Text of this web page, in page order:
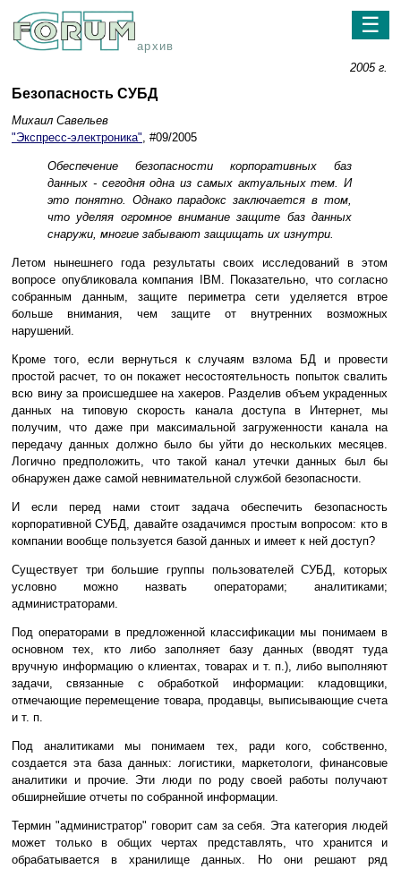
архив
☰
2005 г.
Безопасность СУБД
Михаил Савельев
"Экспресс-электроника", #09/2005
Обеспечение безопасности корпоративных баз
данных - сегодня одна из самых актуальных тем. И
это понятно. Однако парадокс заключается в том,
что уделяя огромное внимание защите баз данных
снаружи, многие забывают защищать их изнутри.
Летом нынешнего года результаты своих исследований в этом
вопросе опубликовала компания IBM. Показательно, что согласно
собранным данным, защите периметра сети уделяется втрое
больше внимания, чем защите от внутренних возможных
нарушений.
Кроме того, если вернуться к случаям взлома БД и провести
простой расчет, то он покажет несостоятельность попыток свалить
всю вину за происшедшее на хакеров. Разделив объем украденных
данных на типовую скорость канала доступа в Интернет, мы
получим, что даже при максимальной загруженности канала на
передачу данных должно было бы уйти до нескольких месяцев.
Логично предположить, что такой канал утечки данных был бы
обнаружен даже самой невнимательной службой безопасности.
И если перед нами стоит задача обеспечить безопасность
корпоративной СУБД, давайте озадачимся простым вопросом: кто в
компании вообще пользуется базой данных и имеет к ней доступ?
Существует три большие группы пользователей СУБД, которых
условно можно назвать операторами; аналитиками;
администраторами.
Под операторами в предложенной классификации мы понимаем в
основном тех, кто либо заполняет базу данных (вводят туда
вручную информацию о клиентах, товарах и т. п.), либо выполняют
задачи, связанные с обработкой информации: кладовщики,
отмечающие перемещение товара, продавцы, выписывающие счета
и т. п.
Под аналитиками мы понимаем тех, ради кого, собственно,
создается эта база данных: логистики, маркетологи, финансовые
аналитики и прочие. Эти люди по роду своей работы получают
обширнейшие отчеты по собранной информации.
Термин "администратор" говорит сам за себя. Эта категория людей
может только в общих чертах представлять, что хранится и
обрабатывается в хранилище данных. Но они решают ряд